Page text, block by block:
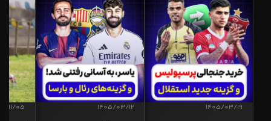
1405/03/19
1405/03/12
11/05